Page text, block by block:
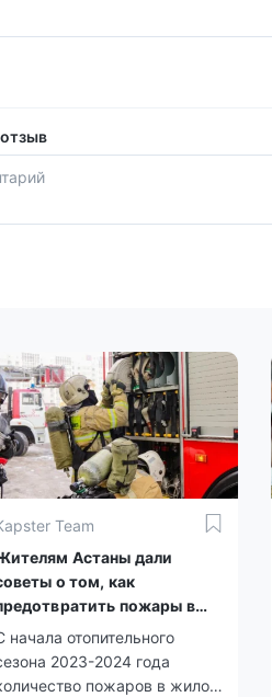
Team
Астаны дали
о том, как
пожары в
жилье
начала отопительного
2023-2024 года
пожаров в жилом